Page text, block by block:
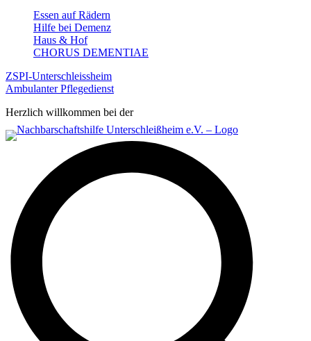
Essen auf Rädern
Hilfe bei Demenz
Haus & Hof
CHORUS DEMENTIAE
ZSPI-Unterschleissheim
Ambulanter Pflegedienst
Herzlich willkommen bei der